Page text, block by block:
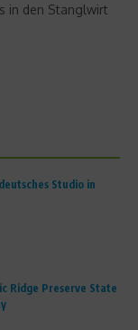
in den Stanglwirt
Studio in
Ridge Preserve State